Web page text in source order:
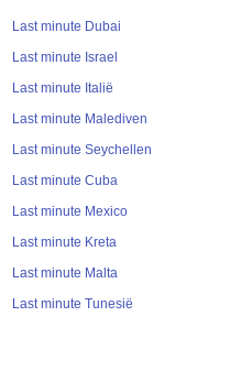
Last minute Dubai
Last minute Israel
Last minute Italië
Last minute Malediven
Last minute Seychellen
Last minute Cuba
Last minute Mexico
Last minute Kreta
Last minute Malta
Last minute Tunesië